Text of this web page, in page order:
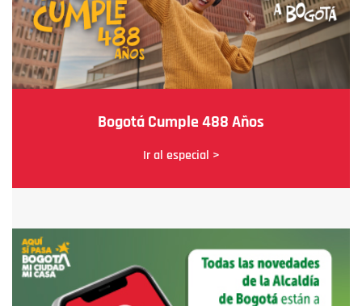
Bogotá Cumple 488 Años
Ir al especial >